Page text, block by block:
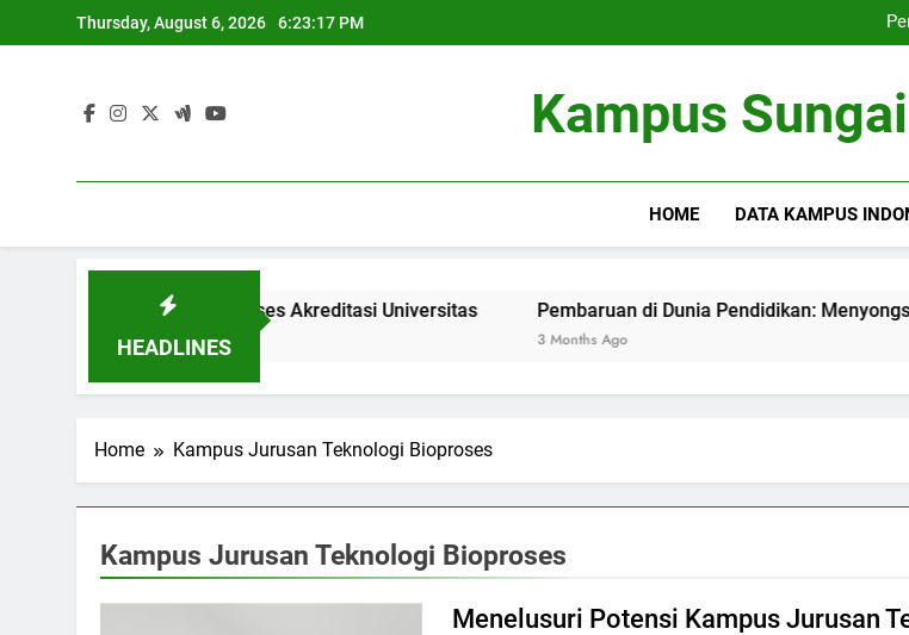
to
Thursday, August 6, 2026 6:23:17 PM
Kampus
HOME DATA KAMPUS
HEADLINES
Menganalisis Proses Akreditasi Universitas Pembaruan di Dunia Pendidikan: Menyongsong Era
3 Months Ago
Home Kampus Jurusan Teknologi Bioproses
Kampus Jurusan Teknologi Bioproses
Menelusuri Potensi Kampus Jurusan